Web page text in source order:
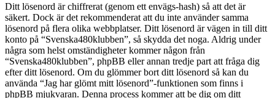
Ditt lösenord är chiffrerat (genom ett envägs-hash) så att det är
säkert. Dock är det rekommenderat att du inte använder samma
lösenord på flera olika webbplatser. Ditt lösenord är vägen in till ditt
konto på “Svenska480klubben”, så skydda det noga. Aldrig under
några som helst omständigheter kommer någon från
“Svenska480klubben”, phpBB eller annan tredje part att fråga dig
efter ditt lösenord. Om du glömmer bort ditt lösenord så kan du
använda “Jag har glömt mitt lösenord”-funktionen som finns i
phpBB mjukvaran. Denna process kommer att be dig om ditt